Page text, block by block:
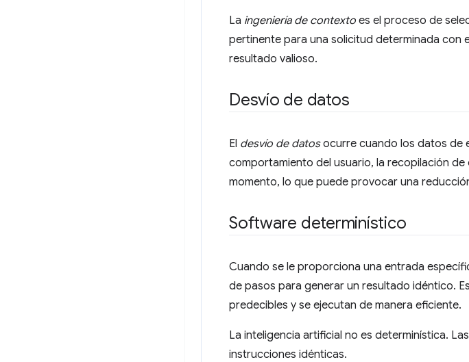
La ingeniería de contexto es el proceso de
pertinente para una solicitud determinada con
resultado valioso.
Desvío de datos
El desvío de datosocurre cuando los datos de
comportamiento del usuario, la recopilación
momento, lo que puede provocar una
Software determinístico
Cuando se le proporciona una entrada
de pasos para generar un resultado idéntico.
predecibles y se ejecutan de manera eficiente.
La inteligencia artificial no es determinística.
instrucciones idénticas.